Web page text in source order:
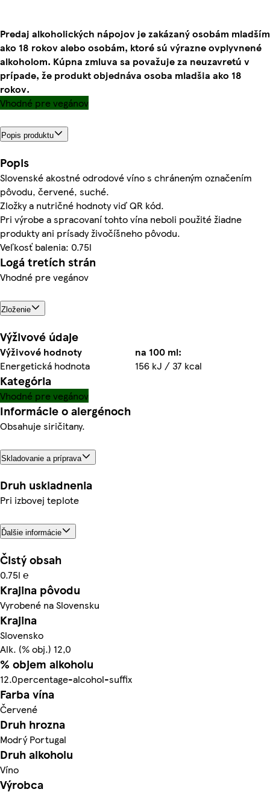
Predaj alkoholických nápojov je zakázaný osobám mladším
ako 18 rokov alebo osobám, ktoré sú výrazne ovplyvnené
alkoholom. Kúpna zmluva sa považuje za neuzavretú v
prípade, že produkt objednáva osoba mladšia ako 18
rokov.
Vhodné pre vegánov
Popis produktu
Popis
Slovenské akostné odrodové víno s chráneným označením
pôvodu, červené, suché.
Zložky a nutričné hodnoty viď QR kód.
Pri výrobe a spracovaní tohto vína neboli použité žiadne
produkty ani prísady živočíšneho pôvodu.
Veľkosť balenia: 0.75l
Logá tretích strán
Vhodné pre vegánov
Zloženie
Výživové údaje
Výživové hodnoty
na 100 ml:
Energetická hodnota
156 kJ / 37 kcal
Kategória
Vhodné pre vegánov
Informácie o alergénoch
Obsahuje siričitany.
Skladovanie a príprava
Druh uskladnenia
Pri izbovej teplote
Ďalšie informácie
Čistý obsah
0.75l ℮
Krajina pôvodu
Vyrobené na Slovensku
Krajina
Slovensko
Alk. (% obj.) 12,0
% objem alkoholu
12.0percentage-alcohol-suffix
Farba vína
Červené
Druh hrozna
Modrý Portugal
Druh alkoholu
Víno
Výrobca